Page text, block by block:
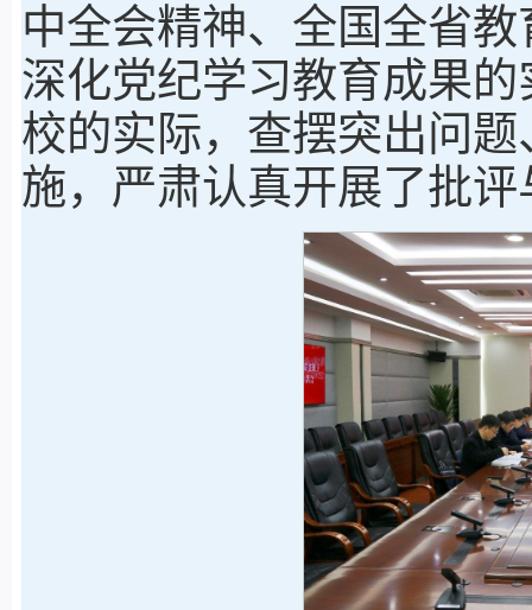
中全会精神、全国全省
深化党纪学习教育成果
校的实际，查摆突出问
施，严肃认真开展了批